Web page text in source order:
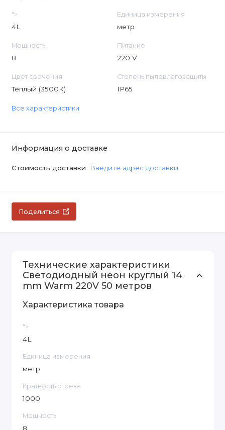
">
4L
Единица измерения
метр
Мощность
8
Питание
220 V
Цвет свечения
Тёплый (3500К)
Степень пылевлагозащиты
IP65
Все характеристики
Информация о доставке
Стоимость доставки Введите адрес доставки
Поделиться
Технические характеристики
Светодиодный неон круглый 14
mm Warm 220V 50 метров
Характеристика товара
">
4L
Единица измерения
метр
Кратность отреза
1000
Мощность
8